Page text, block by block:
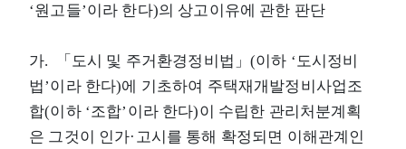
‘원고들’이라 한다)의 상고이유에 관한 판단
가. 「도시 및 주거환경정비법」(이하 ‘도시정비
법’이라 한다)에 기초하여 주택재개발정비사업조
합(이하 ‘조합’이라 한다)이 수립한 관리처분계획
은 그것이 인가·고시를 통해 확정되면 이해관계인